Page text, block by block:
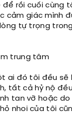
rồi cuối cùng
cảm giác mình
tự trọng
trung tâm
ai đó tôi đều sẽ
tất cả hỷ nộ
tan vỡ hoặc
nhoi của tôi